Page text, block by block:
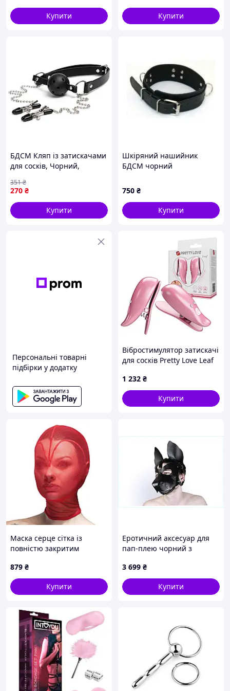
хвостиків
Для зручності на ручці є петелька, за яку можна
Купити
Купити
БДСМ Кляп із затискачами
для сосків, Чорний,
аксесуар для дорослих,
товар для бондажу та
рольових ігор
270 ₴
351₴
Купити
Шкіряний нашийник
БДСМ чорний
750 ₴
Купити
Персональні товарні
підбірки у додатку
Вібростимулятор затискачі
для сосків Pretty Love Leaf
задоволення з 10
режимами вібрації
1 232 ₴
Купити
Маска серце сітка із
повністю закритим
Hearts Mask Red/Red
Sexual Fantasy
879 ₴
Купити
Еротичний аксесуар для
пап-плею чорний з
3 699 ₴
Купити